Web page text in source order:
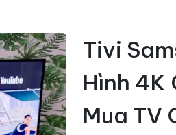
Tivi
Hình 4K
Mua TV